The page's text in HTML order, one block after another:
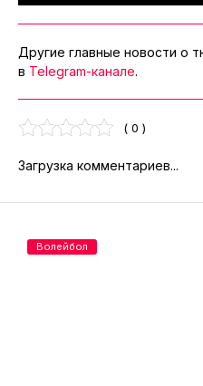
Другие главные новости о
в Telegram-канале.
( 0 )
Загрузка комментариев...
Волейбол